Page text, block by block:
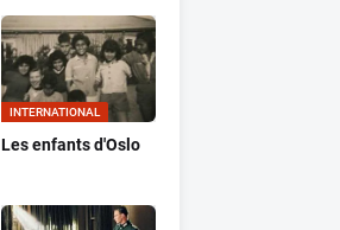
INTERNATIONAL
Les enfants d'Oslo